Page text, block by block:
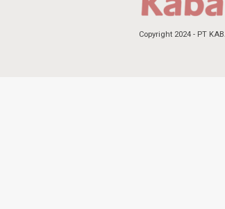
Copyright 2024 - PT